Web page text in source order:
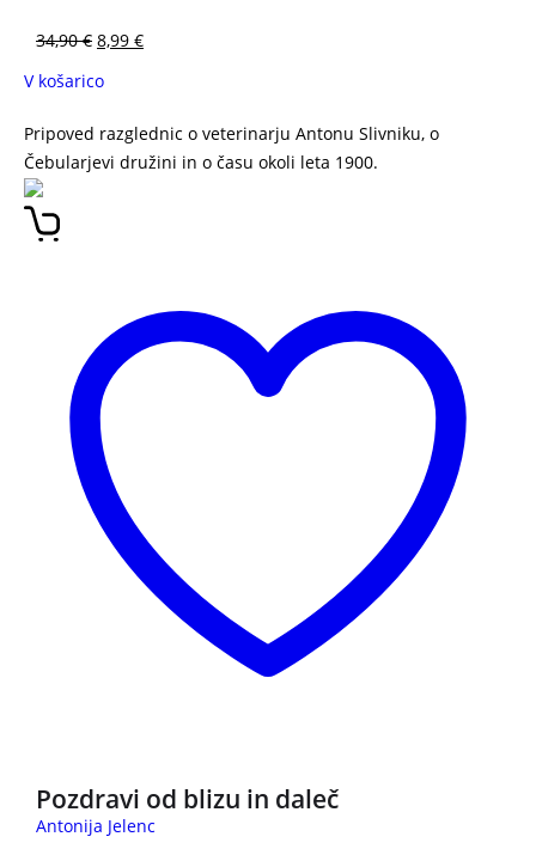
34,90€ 8,99 €
V košarico
Pripoved razglednic o veterinarju Antonu Slivniku, o
Čebularjevi družini in o času okoli leta 1900.
Pozdravi od blizu in daleč
Antonija Jelenc